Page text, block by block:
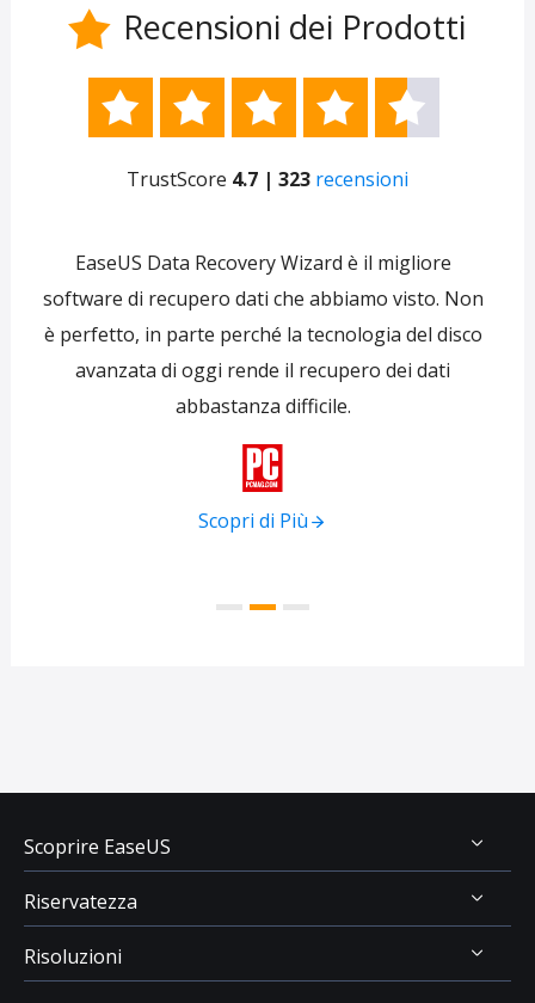
 Recensioni dei Prodotti
    
TrustScore 4.7 | 323 recensioni
EaseUS Data Recovery Wizard è il migliore
software di recupero dati che abbiamo visto. Non
è perfetto, in parte perché la tecnologia del disco
avanzata di oggi rende il recupero dei dati
abbastanza difficile.

Scopri di Più
Scoprire EaseUS
Chi Siamo
Recensioni & Premi
Riservatezza
Disinstallazione
Risoluzioni